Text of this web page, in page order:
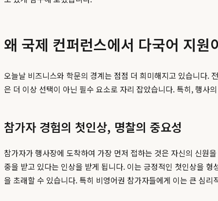
왜 국제 컨퍼런스에서 다국어 지원
오늘날 비즈니스와 학문의 경계는 점점 더 희미해지고 있습니다.
은 더 이상 선택이 아닌 필수 요소로 자리 잡았습니다. 특히, 행사
참가자 경험의 첫인상, 명찰의 중요성
참가자가 행사장에 도착하여 가장 먼저 접하는 것은 자신의 신원
중을 받고 있다는 인상을 받게 됩니다. 이는 긍정적인 첫인상을
을 초래할 수 있습니다. 특히 비영어권 참가자들에게 이는 큰 심